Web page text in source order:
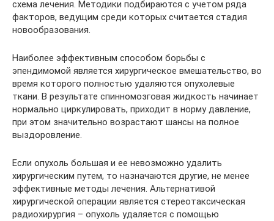
схема лечения. Методики подбираются с учетом ряда
факторов, ведущим среди которых считается стадия
новообразования.
Наиболее эффективным способом борьбы с
эпендимомой является хирургическое вмешательство, во
время которого полностью удаляются опухолевые
ткани. В результате спинномозговая жидкость начинает
нормально циркулировать, приходит в норму давление,
при этом значительно возрастают шансы на полное
выздоровление.
Если опухоль большая и ее невозможно удалить
хирургическим путем, то назначаются другие, не менее
эффективные методы лечения. Альтернативой
хирургической операции является стереотаксическая
радиохирургия – опухоль удаляется с помощью